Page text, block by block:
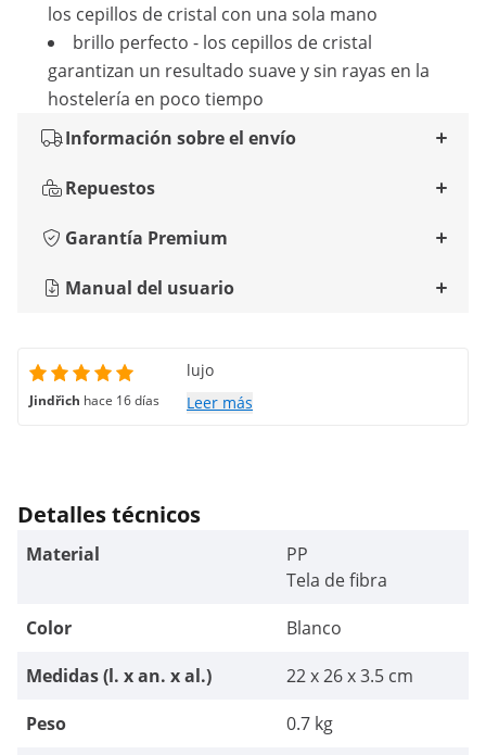
los cepillos de cristal con una sola mano
brillo perfecto - los cepillos de cristal
garantizan un resultado suave y sin rayas en la
hostelería en poco tiempo
Información sobre el envío
Repuestos
Garantía Premium
Manual del usuario
Jindřich hace 16 días
lujo
Leer más
Detalles técnicos
Material
PP
Tela de fibra
Color
Blanco
Medidas (l. x an. x al.)
22 x 26 x 3.5 cm
Peso
0.7 kg